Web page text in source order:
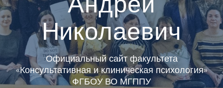
Николаевич
Официальный сайт факультета
«Консультативная и клиническая психология»
ФГБОУ ВО МГППУ